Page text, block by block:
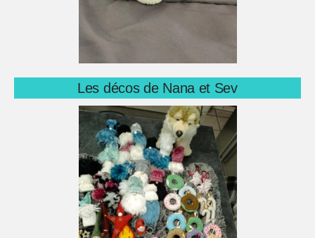
Les décos de Nana et Sev